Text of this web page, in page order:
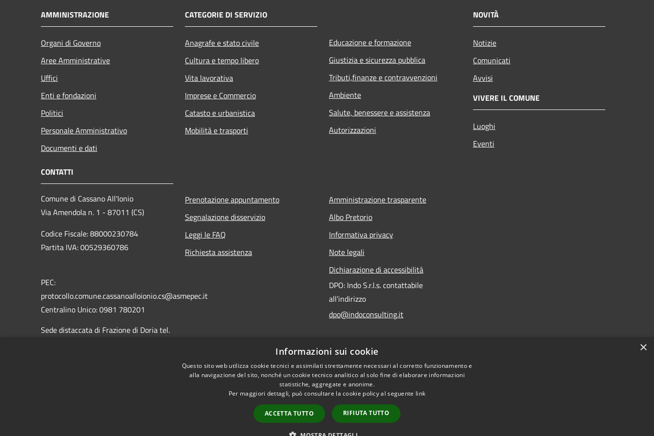
AMMINISTRAZIONE
Organi di Governo
Aree Amministrative
Uffici
Enti e fondazioni
Politici
Personale Amministrativo
Documenti e dati
CATEGORIE DI SERVIZIO
Anagrafe e stato civile
Cultura e tempo libero
Vita lavorativa
Imprese e Commercio
Catasto e urbanistica
Mobilità e trasporti
Educazione e formazione
Giustizia e sicurezza pubblica
Tributi,finanze e contravvenzioni
Ambiente
Salute, benessere e assistenza
Autorizzazioni
NOVITÀ
Notizie
Comunicati
Avvisi
VIVERE IL COMUNE
Luoghi
Eventi
CONTATTI
Comune di Cassano All'Ionio
Via Amendola n. 1 - 87011 (CS)
Codice Fiscale: 88000230784
Partita IVA: 00529360786
PEC:
protocollo.comune.cassanoalloionio.cs@asmepec.it
Centralino Unico: 0981 780201
Sede distaccata di Frazione di Doria tel.
Prenotazione appuntamento
Segnalazione disservizio
Leggi le FAQ
Richiesta assistenza
Amministrazione trasparente
Albo Pretorio
Informativa privacy
Note legali
Dichiarazione di accessibilità
DPO: Indo S.r.l.s. contattabile
all’indirizzo
dpo@indoconsulting.it
Copyright © 2026 • Comune di Cassano All'Ionio • Powered by
×
Informazioni sui cookie
Questo sito web utilizza cookie tecnici e assimilati strettamente necessari al corretto funzionamento e
alla navigazione del sito, nonché un cookie tecnico analitico al solo fine di elaborare informazioni
statistiche, aggregate e anonime.
Per maggiori dettagli, può consultare la cookie policy al seguente link
ACCETTA TUTTO RIFIUTA TUTTO